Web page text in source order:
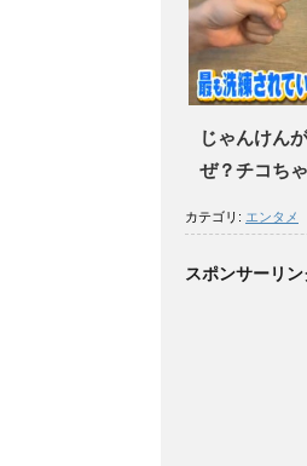
じゃんけん
ぜ？チコち
カテゴリ: エンタメ
スポンサーリン